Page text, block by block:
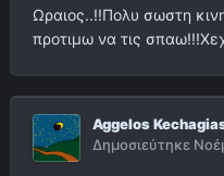
Ωραιος..!!Πολυ σωστη
προτιμω να τις
Aggelos
Δημοσιεύτηκε